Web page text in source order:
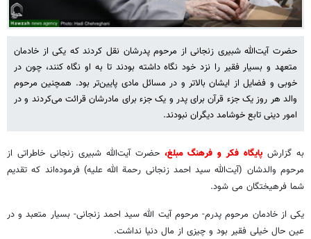
حضرت آیت‌الله شبیری زنجانی از مرحوم پدرشان نقل کردند که یکی از خادمان
متعهد و بسیار فقیر را نزد خود نگاه داشته بودند تا به او نگاه کنند، چون در
خوبی و فضایل از ایشان بالاتر و در مسائل مادی پایین‌تر بود. همچنین مرحوم
والد هر روز یک جزء قرآن برای پدر و یک جزء برای مادرشان قرائت می‌کردند و در
امور دینی تابع خوشامد دیگران نبودند.
به گزارش پایگاه فکر و فرهنگ مبلغ، حضرت آیت‌الله شبیری زنجانی خاطراتی از
مرحوم والدشان (آیت‌الله سید احمد زنجانی رحمة الله علیه) فرموده‌اند که تقدیم
شما فرهیختگان می شود.
یکی از خادمان مرحوم پدرم- مرحوم آیت الله سید احمد زنجانی- بسیار متعبد و در
عین حال خیلی فقیر بود و چیزی از مال دنیا نداشت.